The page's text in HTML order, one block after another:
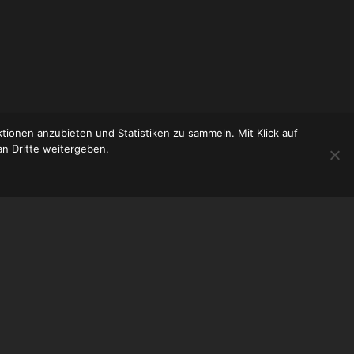
anzubieten und Statistiken zu sammeln. Mit Klick auf
Dritte weitergeben.